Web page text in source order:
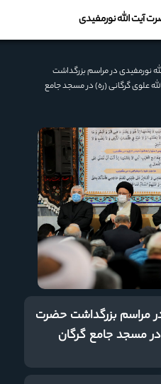
آیت الله نورمفیدی
نورمفیدی در مراسم بزرگداشت
علوی گرگانی (ره) در مسجد جامع
مراسم بزرگداشت حضرت
در مسجد جامع گرگان